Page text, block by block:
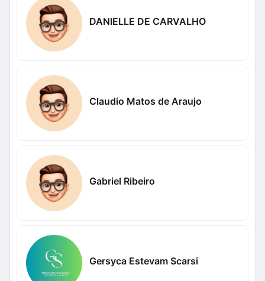
DANIELLE DE CARVALHO
Claudio Matos de Araujo
Gabriel Ribeiro
Gersyca Estevam Scarsi